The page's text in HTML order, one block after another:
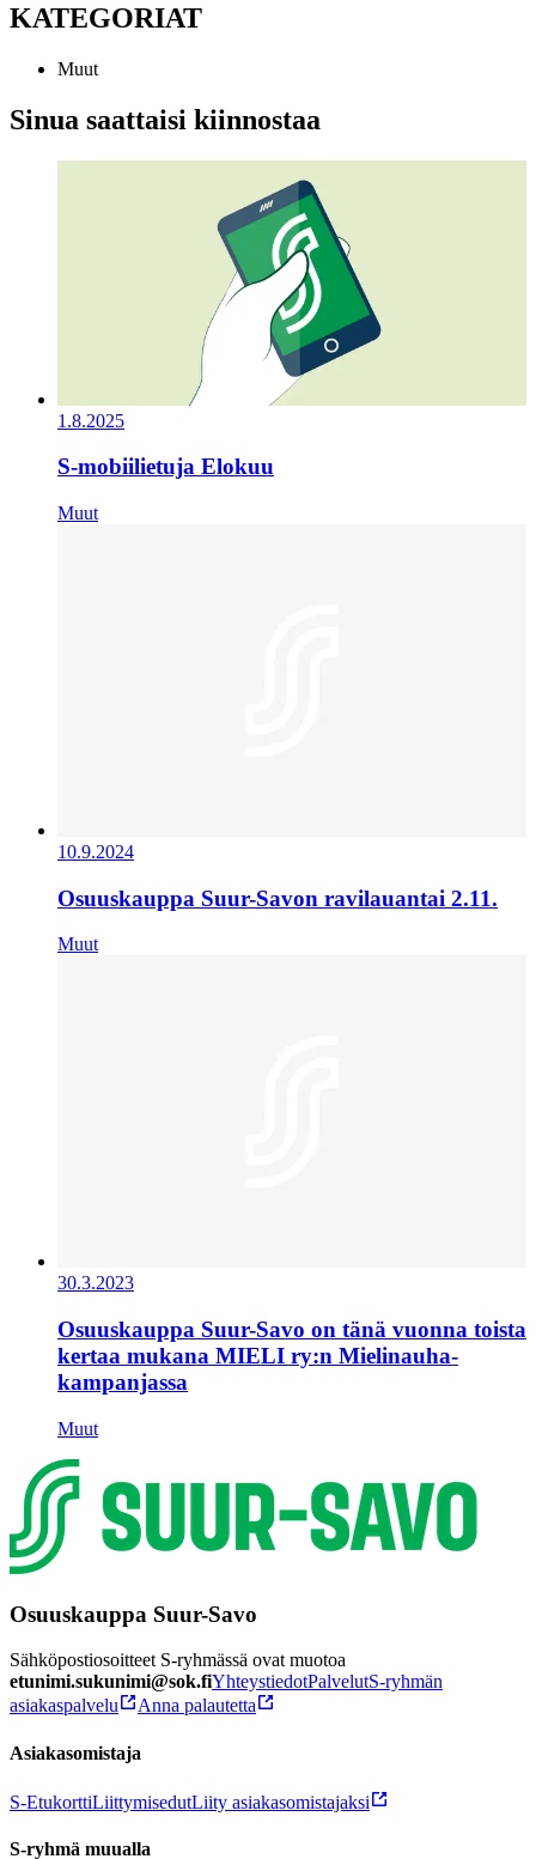
KATEGORIAT
Muut
Sinua saattaisi kiinnostaa
1.8.2025
S-mobiilietuja Elokuu
Muut
10.9.2024
Osuuskauppa Suur-Savon ravilauantai 2.11.
Muut
30.3.2023
Osuuskauppa Suur-Savo on tänä vuonna toista
kertaa mukana MIELI ry:n Mielinauha-
kampanjassa
Muut
Osuuskauppa Suur-Savo
Sähköpostiosoitteet S-ryhmässä ovat muotoa
etunimi.sukunimi@sok.fiYhteystiedotPalvelutS-ryhmän
asiakaspalvelu
Anna palautetta
Asiakasomistaja
S-EtukorttiLiittymisedutLiity asiakasomistajaksi
S-ryhmä muualla